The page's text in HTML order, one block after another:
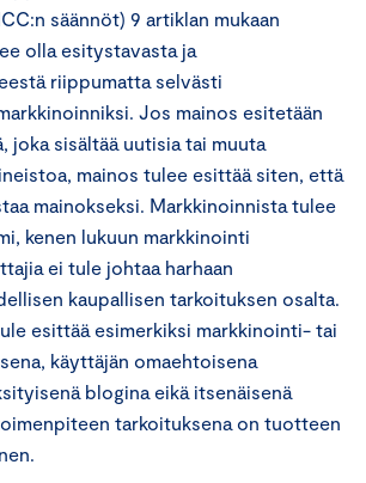
säännöt) 9 artiklan mukaan
olla esitystavasta ja
riippumatta selvästi
Jos mainos esitetään
joka sisältää uutisia tai muuta
mainos tulee esittää siten, että
mainokseksi. Markkinoinnista tulee
kenen lukuun markkinointi
ei tule johtaa harhaan
kaupallisen tarkoituksen osalta.
esittää esimerkiksi markkinointi- tai
käyttäjän omaehtoisena
blogina eikä itsenäisenä
tarkoituksena on tuotteen